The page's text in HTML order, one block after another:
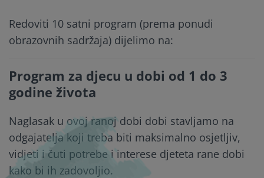
Redoviti 10 satni program (prema ponudi
obrazovnih sadržaja) dijelimo na:
Program za djecu u dobi od 1 do 3
godine života
Naglasak u ovoj ranoj dobi dobi stavljamo na
odgajatelja koji treba biti maksimalno osjetljiv,
vidjeti i čuti potrebe i interese djeteta rane dobi
kako bi ih zadovoljio.